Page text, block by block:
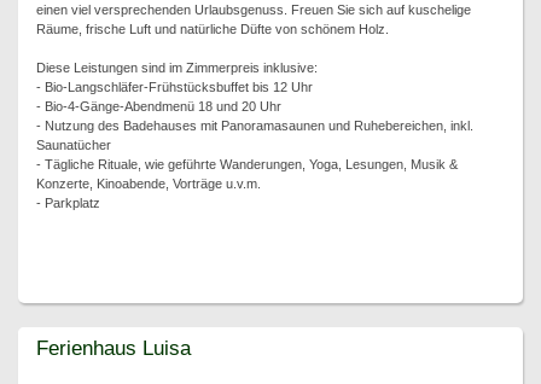
einen viel versprechenden Urlaubsgenuss. Freuen Sie sich auf kuschelige
Räume, frische Luft und natürliche Düfte von schönem Holz.
Diese Leistungen sind im Zimmerpreis inklusive:
- Bio-Langschläfer-Frühstücksbuffet bis 12 Uhr
- Bio-4-Gänge-Abendmenü 18 und 20 Uhr
- Nutzung des Badehauses mit Panoramasaunen und Ruhebereichen, inkl.
Saunatücher
- Tägliche Rituale, wie geführte Wanderungen, Yoga, Lesungen, Musik &
Konzerte, Kinoabende, Vorträge u.v.m.
- Parkplatz
Ferienhaus Luisa
Ferienhaus Luisa